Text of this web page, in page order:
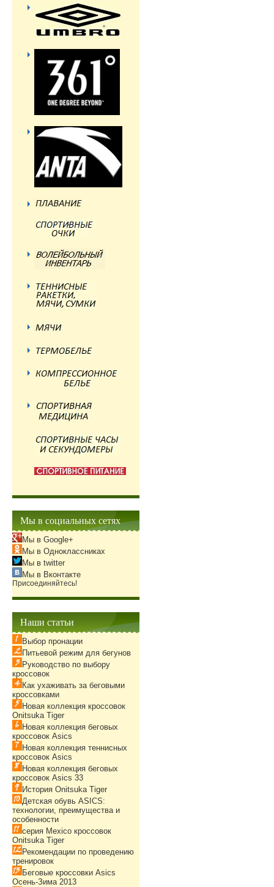
Мы в социальных сетях
Мы в Google+
Мы в Одноклассниках
Мы в twitter
Мы в Вконтакте
Присоединяйтесь!
Наши статьи
Выбор пронации
Питьевой режим для бегунов
Руководство по выбору
кроссовок
Как ухаживать за беговыми
кроссовками
Новая коллекция кроссовок
Onitsuka Tiger
Новая коллекция беговых
кроссовок Asics
Новая коллекция теннисных
кроссовок Asics
Новая коллекция беговых
кроссовок Asics 33
История Onitsuka Tiger
Детская обувь ASICS:
технологии, преимущества и
особенности
серия Mexico кроссовок
Onitsuka Tiger
Рекомендации по проведению
тренировок
Беговые кроссовки Asics
Осень-Зима 2013